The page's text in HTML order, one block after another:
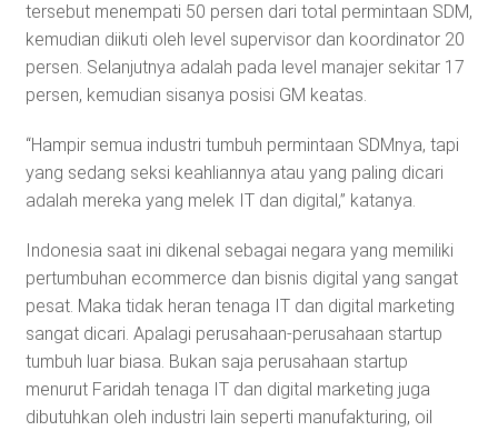
tersebut menempati 50 persen dari total permintaan SDM,
kemudian diikuti oleh level supervisor dan koordinator 20
persen. Selanjutnya adalah pada level manajer sekitar 17
persen, kemudian sisanya posisi GM keatas.
“Hampir semua industri tumbuh permintaan SDMnya, tapi
yang sedang seksi keahliannya atau yang paling dicari
adalah mereka yang melek IT dan digital,” katanya.
Indonesia saat ini dikenal sebagai negara yang memiliki
pertumbuhan ecommerce dan bisnis digital yang sangat
pesat. Maka tidak heran tenaga IT dan digital marketing
sangat dicari. Apalagi perusahaan-perusahaan startup
tumbuh luar biasa. Bukan saja perusahaan startup
menurut Faridah tenaga IT dan digital marketing juga
dibutuhkan oleh industri lain seperti manufakturing, oil